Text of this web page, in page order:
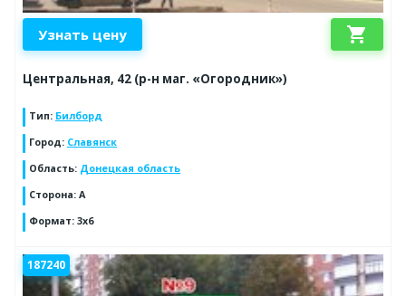
Узнать цену shopping_cart
Центральная, 42 (р-н маг. «Огородник»)
Тип: Билборд
Город: Славянск
Область: Донецкая область
Сторона: А
Формат: 3х6
187240